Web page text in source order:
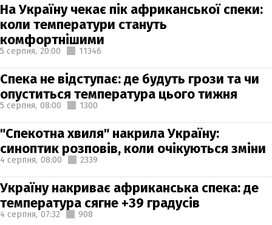
На Україну чекає пік африканської спеки:
коли температури стануть
комфортнішими
5 серпня, 20:00 11346
Спека не відступає: де будуть грози та чи
опуститься температура цього тижня
5 серпня, 08:00 1300
"Спекотна хвиля" накрила Україну:
синоптик розповів, коли очікуються зміни
4 серпня, 08:00 2339
Україну накриває африканська спека: де
температура сягне +39 градусів
4 серпня, 07:32 908